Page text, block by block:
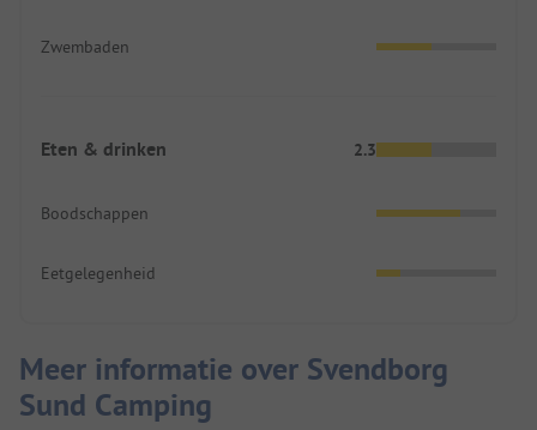
Zwembaden
Eten & drinken 2.3
Boodschappen
Eetgelegenheid
Meer informatie over Svendborg
Sund Camping